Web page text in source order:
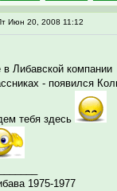
Июн 20, 2008 11:12
в Либавской компании
- появился
тебя здесь
1975-1977